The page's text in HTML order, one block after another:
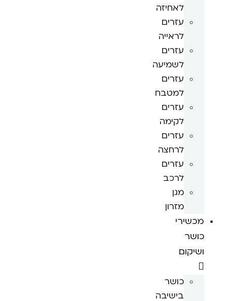
לאחיזה
עזרים
לראייה
עזרים
לשמיעה
עזרים
למטבח
עזרים
לקימה
עזרים
לרחצה
עזרים
לרכב
מגן
מזרון
מכשירי
כושר
ושיקום
כושר
בישיבה